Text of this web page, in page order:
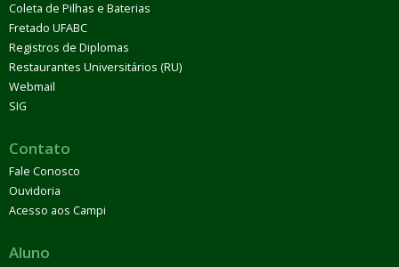
Coleta de Pilhas e Baterias
Fretado UFABC
Registros de Diplomas
Restaurantes Universitários (RU)
Webmail
SIG
Contato
Fale Conosco
Ouvidoria
Acesso aos Campi
Aluno